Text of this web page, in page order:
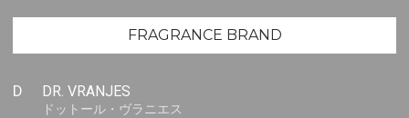
FRAGRANCE BRAND
D DR. VRANJES
ドットール・ヴラニエス